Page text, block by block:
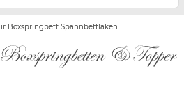
Boxspringbett Spannbettlaken